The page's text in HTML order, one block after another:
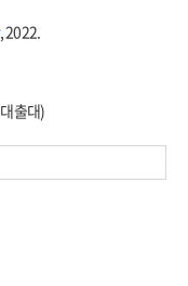
, 2022.
출대)